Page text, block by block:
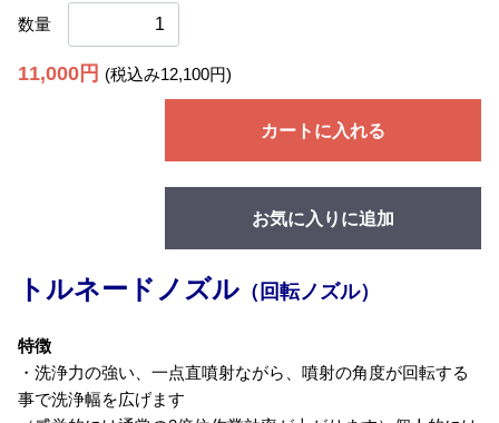
数量
11,000円 (税込み12,100円)
カートに入れる
お気に入りに追加
トルネードノズル （回転ノズル）
特徴
・洗浄力の強い、一点直噴射ながら、噴射の角度が回転する
事で洗浄幅を広げます